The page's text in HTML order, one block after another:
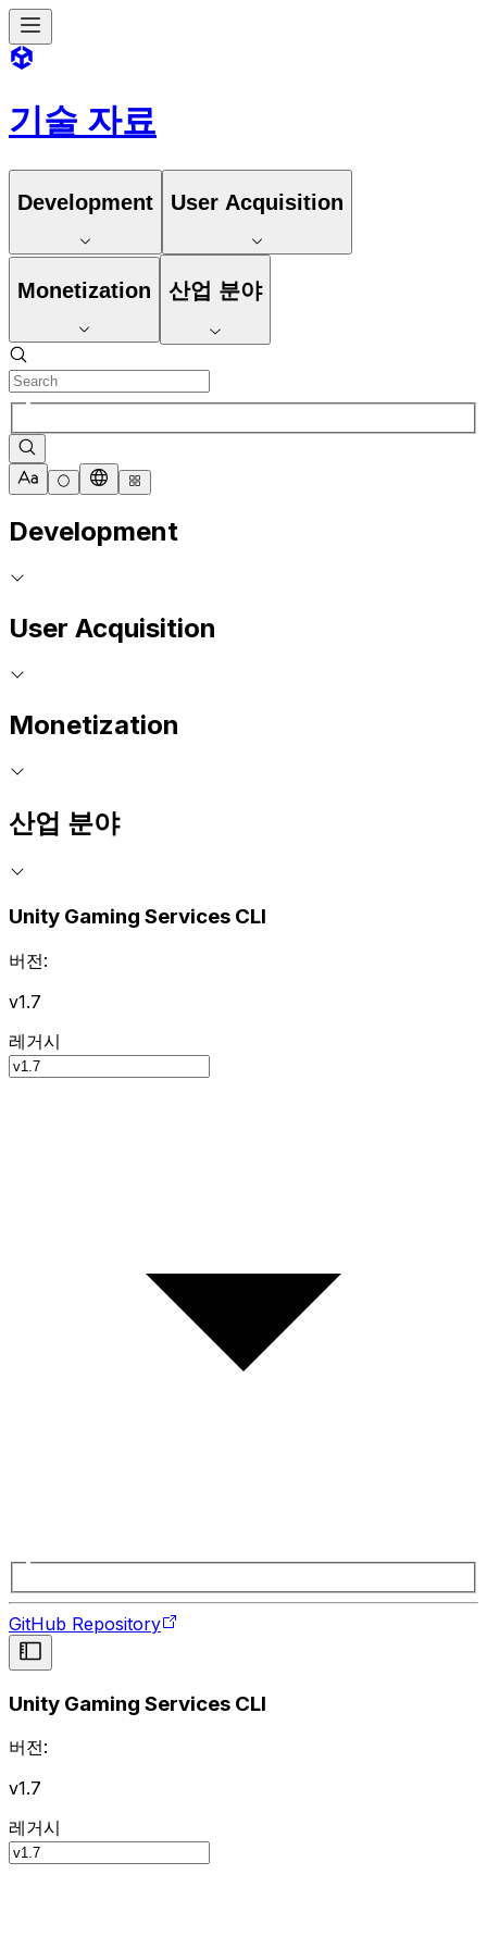
기술 자료
Development User Acquisition
Monetization 산업 분야
Development
User Acquisition
Monetization
산업 분야
Unity Gaming Services CLI
버전:
v1.7
레거시
GitHub Repository
Unity Gaming Services CLI
버전:
v1.7
레거시